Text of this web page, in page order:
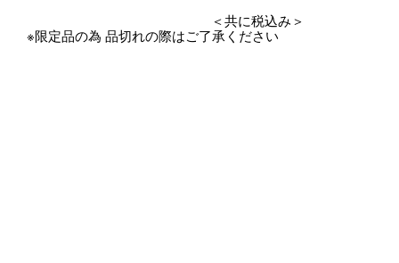
＜共に税込み＞
※限定品の為 品切れの際はご了承ください